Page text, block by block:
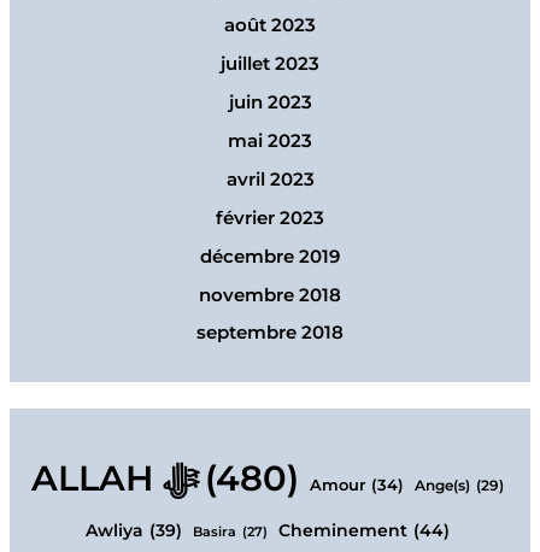
août 2023
juillet 2023
juin 2023
mai 2023
avril 2023
février 2023
décembre 2019
novembre 2018
septembre 2018
ALLAH ﷻ (480) Amour (34) Ange(s) (29)
Awliya (39) Basira (27) Cheminement (44)